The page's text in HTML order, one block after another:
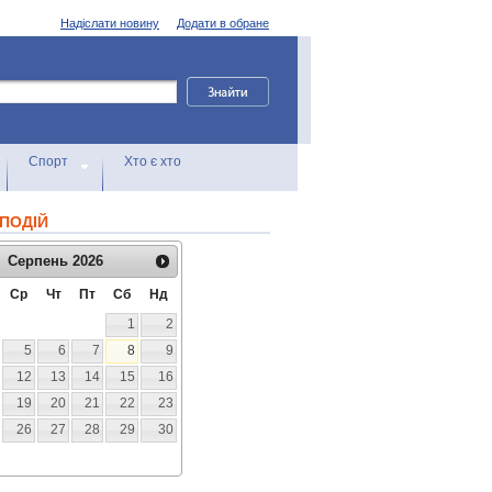
Додати в обране
Надіслати новину
Спорт Хто є хто
Серпень 2026
Ср Чт Пт Сб
Нд
1
2
5 6 7 8
9
12 13 14 15
16
19 20 21 22
23
26 27 28 29
30